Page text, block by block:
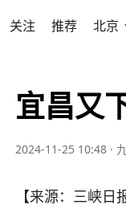
关注 推荐 北京
宜昌又
2024-11-25 10:48 ·
【来源：三峡日